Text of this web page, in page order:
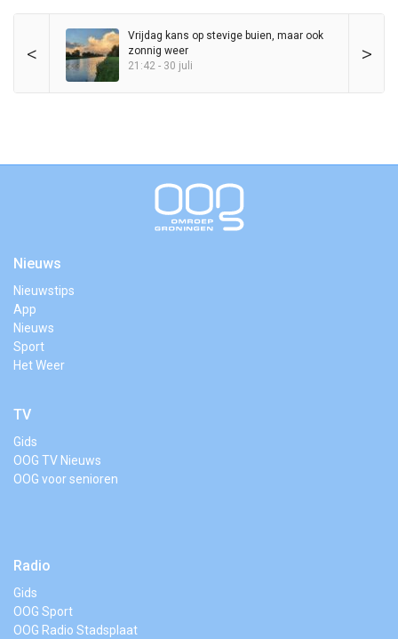
< >
Vrijdag kans op stevige buien, maar ook
zonnig weer
21:42 - 30 juli
Nieuws
Nieuwstips
App
Nieuws
Sport
Het Weer
TV
Gids
OOG TV Nieuws
OOG voor senioren
Radio
Gids
OOG Sport
OOG Radio Stadsplaat